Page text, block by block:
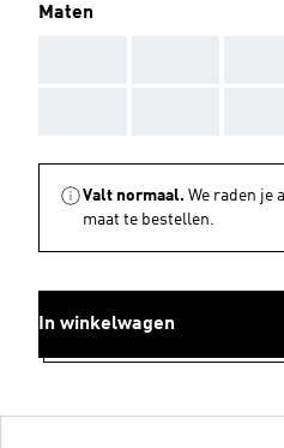
Maten
Valt normaal. We raden je
maat te bestellen.
In winkelwagen